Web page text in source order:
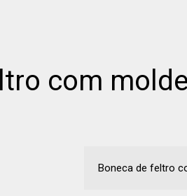
com
Boneca de feltro